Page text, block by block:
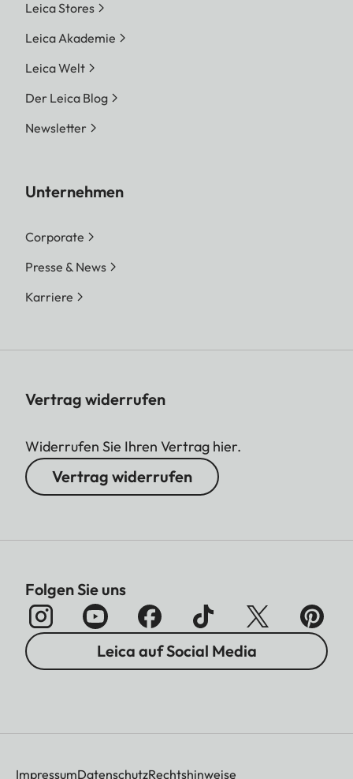
Leica Stores
Leica Akademie
Leica Welt
Der Leica Blog
Newsletter
Unternehmen
Corporate
Presse & News
Karriere
Vertrag widerrufen
Widerrufen Sie Ihren Vertrag hier.
Vertrag widerrufen
Folgen Sie uns
Leica auf Social Media
ImpressumDatenschutzRechtshinweise